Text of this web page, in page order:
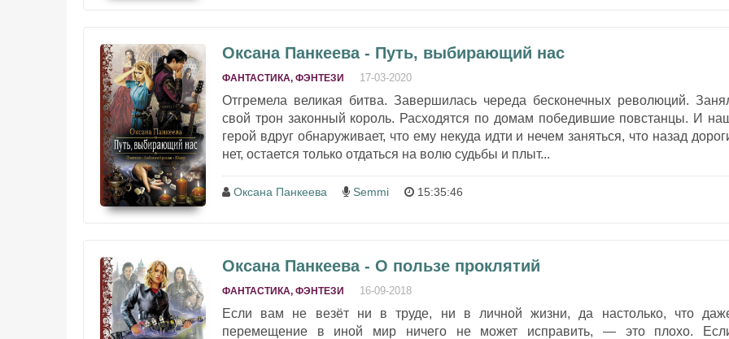
Оксана Панкеева - Путь, выбирающий нас
ФАНТАСТИКА, ФЭНТЕЗИ 17-03-2020
Отгремела великая битва. Завершилась череда бесконечных революций.
свой трон законный король. Расходятся по домам победившие повстанцы. И
герой вдруг обнаруживает, что ему некуда идти и нечем заняться, что назад
нет, остается только отдаться на волю судьбы и плыт...
Оксана Панкеева Semmi 15:35:46
Оксана Панкеева - О пользе проклятий
ФАНТАСТИКА, ФЭНТЕЗИ 16-09-2018
Если вам не везёт ни в труде, ни в личной жизни, да настолько, что
перемещение в иной мир ничего не может исправить, — это плохо.